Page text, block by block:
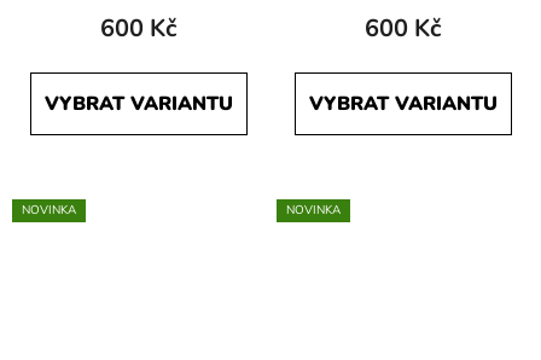
600 Kč
VYBRAT VARIANTU
600 Kč
VYBRAT VARIANTU
NOVINKA NOVINKA